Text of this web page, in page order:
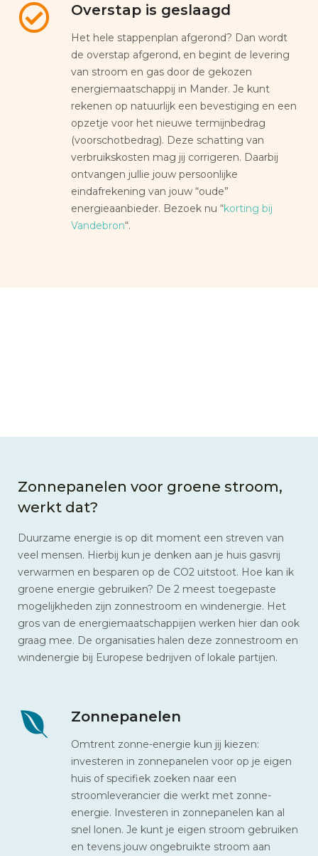
Overstap is geslaagd
Het hele stappenplan afgerond? Dan wordt
de overstap afgerond, en begint de levering
van stroom en gas door de gekozen
energiemaatschappij in Mander. Je kunt
rekenen op natuurlijk een bevestiging en een
opzetje voor het nieuwe termijnbedrag
(voorschotbedrag). Deze schatting van
verbruikskosten mag jij corrigeren. Daarbij
ontvangen jullie jouw persoonlijke
eindafrekening van jouw “oude”
energieaanbieder. Bezoek nu “korting bij
Vandebron“.
Zonnepanelen voor groene stroom,
werkt dat?
Duurzame energie is op dit moment een streven van
veel mensen. Hierbij kun je denken aan je huis gasvrij
verwarmen en besparen op de CO2 uitstoot. Hoe kan ik
groene energie gebruiken? De 2 meest toegepaste
mogelijkheden zijn zonnestroom en windenergie. Het
gros van de energiemaatschappijen werken hier dan ook
graag mee. De organisaties halen deze zonnestroom en
windenergie bij Europese bedrijven of lokale partijen.
Zonnepanelen
Omtrent zonne-energie kun jij kiezen:
investeren in zonnepanelen voor op je eigen
huis of specifiek zoeken naar een
stroomleverancier die werkt met zonne-
energie. Investeren in zonnepanelen kan al
snel lonen. Je kunt je eigen stroom gebruiken
en tevens jouw ongebruikte stroom aan